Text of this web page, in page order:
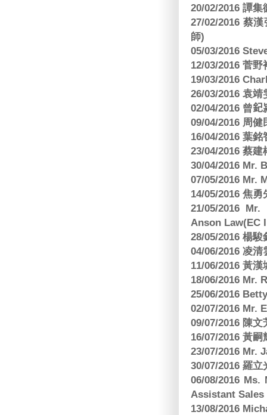
20/02/2016 譚
27/02/2016 蔡
師)
05/03/2016
12/03/2016 菅
19/03/2016
26/03/2016 袁
02/04/2016 曾
09/04/2016 周
16/04/2016 葉
23/04/2016 蔡
30/04/2016 Mr.
07/05/2016 Mr.
14/05/2016 焦
21/05/2016
Anson Law(EC
28/05/2016 楊
04/06/2016 凌
11/06/2016 黃
18/06/2016 Mr.
25/06/2016
02/07/2016 Mr.
09/07/2016 陳
16/07/2016 黃
23/07/2016 Mr.
30/07/2016 羅
06/08/2016
Assistant Sales
13/08/2016